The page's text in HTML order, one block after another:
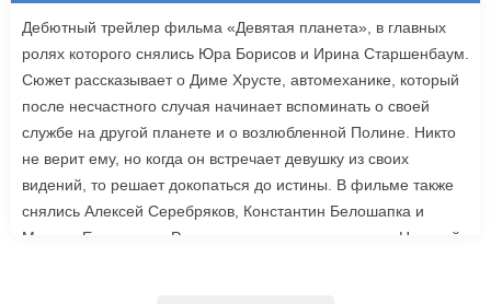
Дебютный трейлер фильма «Девятая планета», в главных
ролях которого снялись Юра Борисов и Ирина Старшенбаум.
Сюжет рассказывает о Диме Хрусте, автомеханике, который
после несчастного случая начинает вспоминать о своей
службе на другой планете и о возлюбленной Полине. Никто
не верит ему, но когда он встречает девушку из своих
видений, то решает докопаться до истины. В фильме также
снялись Алексей Серебряков, Константин Белошапка и
Максим Емельянов. Режиссером картины выступил Николай